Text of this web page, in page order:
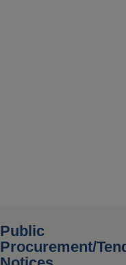
Public
Procurement/